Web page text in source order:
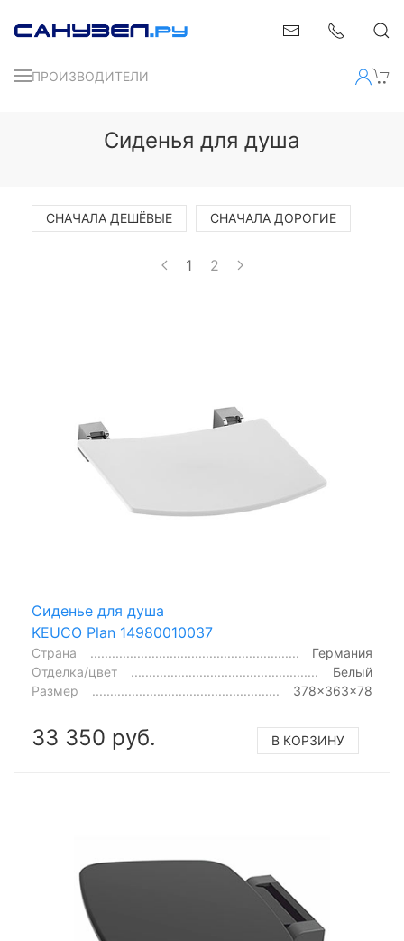
ПРОИЗВОДИТЕЛИ
Сиденья для душа
СНАЧАЛА ДЕШЁВЫЕ СНАЧАЛА ДОРОГИЕ
1 2
Сиденье для душа
KEUCO Plan 14980010037
Страна
Германия
Отделка/цвет
Белый
Размер
378x363x78
33 350 руб. В КОРЗИНУ